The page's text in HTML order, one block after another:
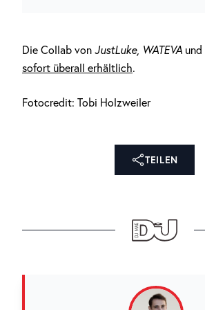
Die Collab von JustLuke, WATEVA und
sofort überall erhältlich.
Fotocredit: Tobi Holzweiler
TEILEN